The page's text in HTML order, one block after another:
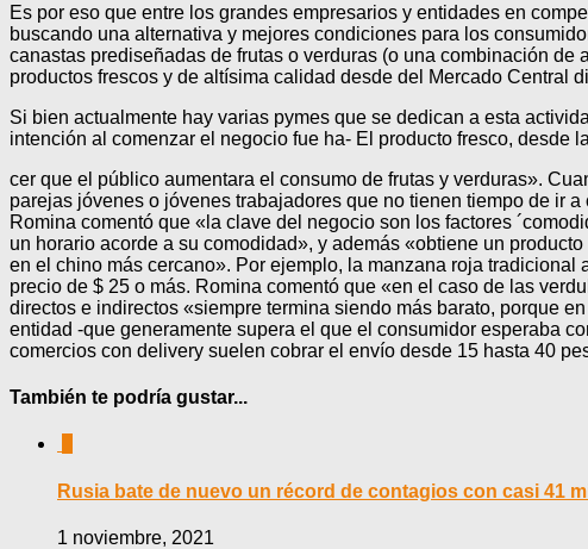
Es por eso que entre los grandes empresarios y entidades en
buscando una alternativa y mejores condiciones para los
canastas prediseñadas de frutas o verduras (o una combinación
productos frescos y de altísima calidad desde del Mercado Central
Si bien actualmente hay varias pymes que se dedican a esta
intención al comenzar el negocio fue ha- El producto fresco, desde
cer que el público aumentara el consumo de frutas y verduras».
parejas jóvenes o jóvenes trabajadores que no tienen tiempo de ir
Romina comentó que «la clave del negocio son los factores
un horario acorde a su comodidad», y además «obtiene un
en el chino más cercano». Por ejemplo, la manzana roja
precio de $ 25 o más. Romina comentó que «en el caso de las
directos e indirectos «siempre termina siendo más barato, porque
entidad -que generamente supera el que el consumidor esperaba
comercios con delivery suelen cobrar el envío desde 15 hasta 40
También te podría gustar...
Rusia bate de nuevo un récord de contagios con casi 41
1 noviembre, 2021